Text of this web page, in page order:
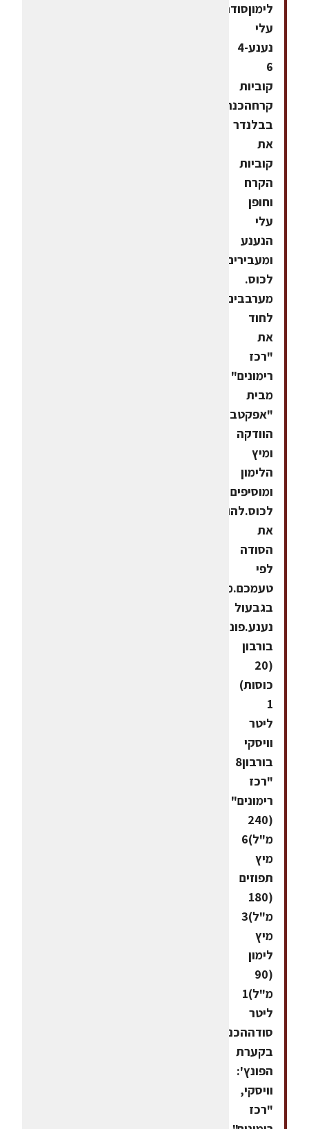
לימוןסודהחופן
עלי
נענע4-
6
קוביות
קרחהכנה:מרסקים
בבלנדר
את
קוביות
הקרח
וחופן
עלי
הנענע
ומעבירים
לכוס.
מערבבים
לחוד
את
"רכז
רימונים"
מבית
"אפקטבעי",
הוודקה
ומיץ
הלימון
ומוסיפים
לכוס.להוסיף
את
הסודה
לפי
טעמכם.מקשטים
בגבעול
נענע.פונץ'
בורבון
(20
כוסות)
1
ליטר
וויסקי
בורבון8
"רכז
רימונים"
(240
מ"ל)6
מיץ
תפוזים
(180
מ"ל)3
מיץ
לימון
(90
מ"ל)1
ליטר
סודההכנה:מערבבים
בקערת
הפונץ':
וויסקי,
"רכז